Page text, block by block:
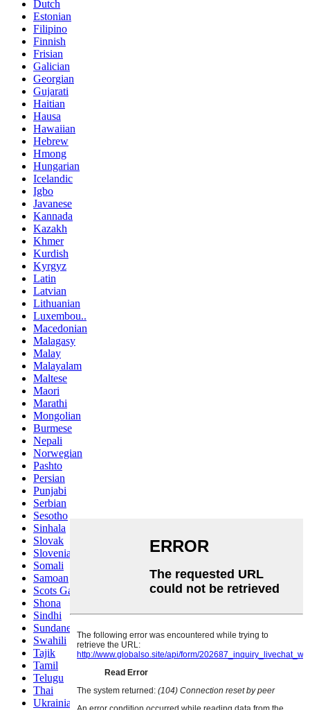
Dutch
Estonian
Filipino
Finnish
Frisian
Galician
Georgian
Gujarati
Haitian
Hausa
Hawaiian
Hebrew
Hmong
Hungarian
Icelandic
Igbo
Javanese
Kannada
Kazakh
Khmer
Kurdish
Kyrgyz
Latin
Latvian
Lithuanian
Luxembou..
Macedonian
Malagasy
Malay
Malayalam
Maltese
Maori
Marathi
Mongolian
Burmese
Nepali
Norwegian
Pashto
Persian
Punjabi
Serbian
Sesotho
Sinhala
Slovak
Slovenian
Somali
Samoan
Scots Gaelic
Shona
Sindhi
Sundanese
Swahili
Tajik
Tamil
Telugu
Thai
Ukrainian